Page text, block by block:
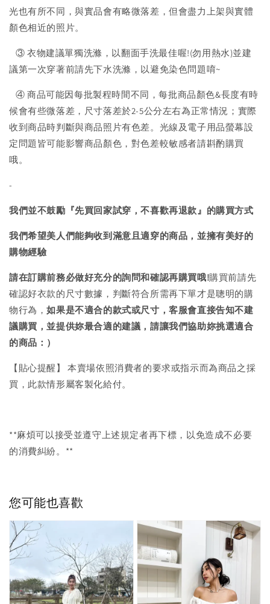
光也有所不同，與實品會有略微落差，但會盡力上架與實體
顏色相近的照片。
③ 衣物建議單獨洗滌，以翻面手洗最佳喔!(勿用熱水)並建
議第一次穿著前請先下水洗滌，以避免染色問題唷~
④ 商品可能因每批製程時間不同，每批商品顏色&長度有時
候會有些微落差，尺寸落差於2-5公分左右為正常情況；實際
收到商品時判斷與商品照片有色差。光線及電子用品螢幕設
定問題皆可能影響商品顏色，對色差較敏感者請斟酌購買
哦。
-
我們並不鼓勵『先買回家試穿，不喜歡再退款』的購買方式
我們希望美人們能夠收到滿意且適穿的商品，並擁有美好的
購物經驗
請在訂購前務必做好充分的詢問和確認再購買哦!購買前請先
確認好衣款的尺寸數據，判斷符合所需再下單才是聰明的購
物行為，如果是不適合的款式或尺寸，客服會直接告知不建
議購買，並提供妳最合適的建議，請讓我們協助妳挑選適合
的商品：）
【貼心提醒】 本賣場依照消費者的要求或指示而為商品之採
買，此款情形屬客製化給付。
**麻煩可以接受並遵守上述規定者再下標，以免造成不必要
的消費糾紛。**
您可能也喜歡